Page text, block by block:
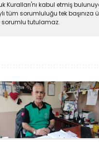
Kuralları'nı kabul etmiş
sorumluluğu tek başınıza
tutulamaz.